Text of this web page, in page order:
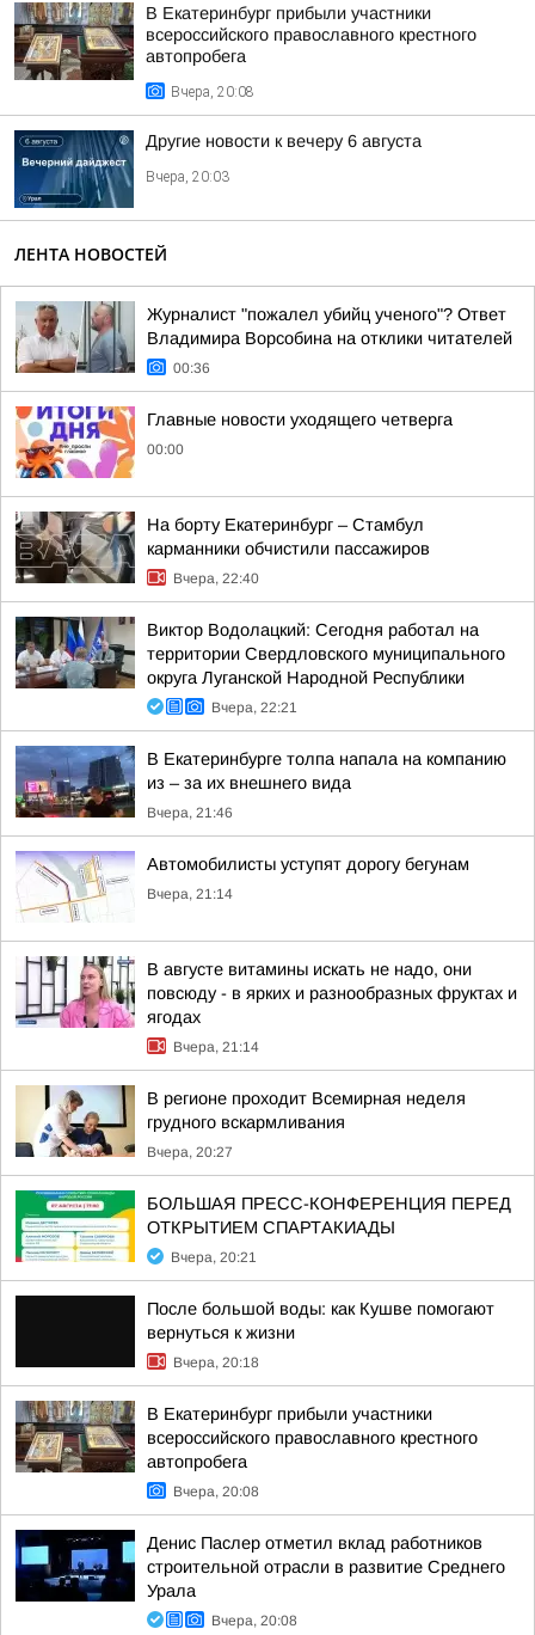
В Екатеринбург прибыли участники
всероссийского православного крестного
автопробега
Вчера, 20:08
Другие новости к вечеру 6 августа
Вчера, 20:03
ЛЕНТА НОВОСТЕЙ
Журналист "пожалел убийц ученого"? Ответ
Владимира Ворсобина на отклики читателей
00:36
Главные новости уходящего четверга
00:00
На борту Екатеринбург – Стамбул
карманники обчистили пассажиров
Вчера, 22:40
Виктор Водолацкий: Сегодня работал на
территории Свердловского муниципального
округа Луганской Народной Республики
Вчера, 22:21
В Екатеринбурге толпа напала на компанию
из – за их внешнего вида
Вчера, 21:46
Автомобилисты уступят дорогу бегунам
Вчера, 21:14
В августе витамины искать не надо, они
повсюду - в ярких и разнообразных фруктах и
ягодах
Вчера, 21:14
В регионе проходит Всемирная неделя
грудного вскармливания
Вчера, 20:27
БОЛЬШАЯ ПРЕСС-КОНФЕРЕНЦИЯ ПЕРЕД
ОТКРЫТИЕМ СПАРТАКИАДЫ
Вчера, 20:21
После большой воды: как Кушве помогают
вернуться к жизни
Вчера, 20:18
В Екатеринбург прибыли участники
всероссийского православного крестного
автопробега
Вчера, 20:08
Денис Паслер отметил вклад работников
строительной отрасли в развитие Среднего
Урала
Вчера, 20:08